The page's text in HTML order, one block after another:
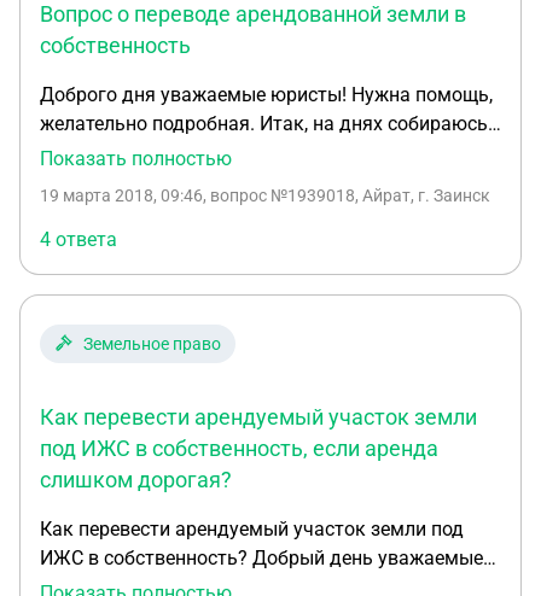
Вопрос о переводе арендованной земли в
собственность
Доброго дня уважаемые юристы! Нужна помощь,
желательно подробная. Итак, на днях собираюсь
учавствовать в торгах по аренде земельного
выкупа. Т.к. в черте города ценник будет
необоснованнно высоким, свыше 2 млн. в год за 6
соток. Конечно же 2 млн в год нет и не будет, но
есть большое желание построется на этом
быстрее, желательно 1-3 месяца с начала аренды.
разрешение на строительство, построить
фундамент, стены, крышу, окна, двери (про
внутреннюю планировку не уверен). Подать
документы на регистрацию недвижимого
имущества, далее с этим документом подать на
перевод в собственность. Из текущих проблем:
денег минимум, хватит только на фундамент,
Показать полностью
19 марта 2018, 09:46, вопрос №1939018, Айрат, г. Заинск
4 ответа
Земельное право
Как перевести арендуемый участок земли
под ИЖС в собственность, если аренда
слишком дорогая?
Как перевести арендуемый участок земли под
ИЖС в собственность? Добрый день уважаемые
юристы! Прошу подсказать и развеять некоторые